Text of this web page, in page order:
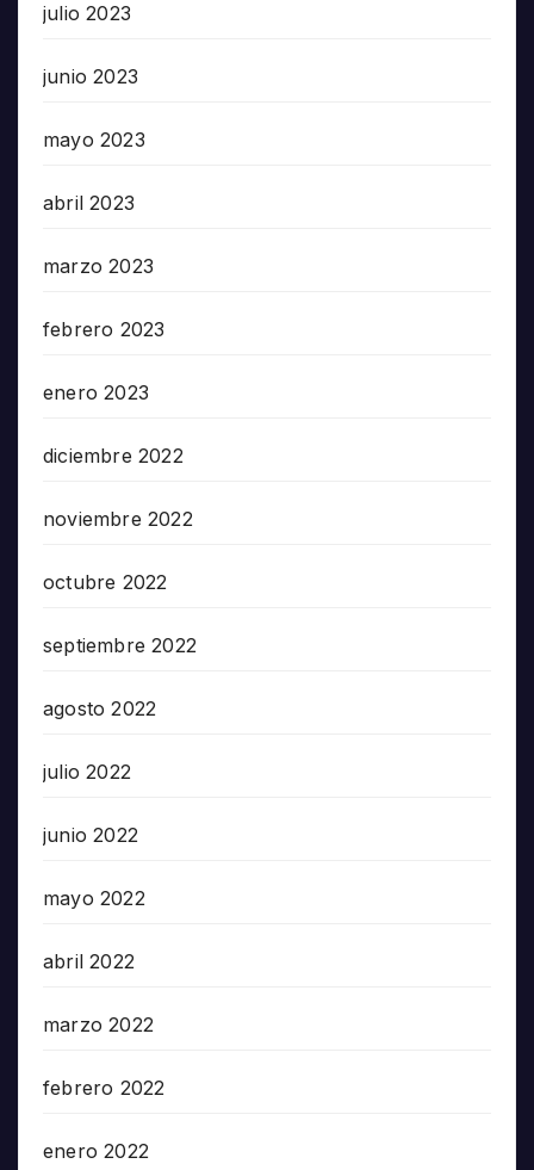
julio 2023
junio 2023
mayo 2023
abril 2023
marzo 2023
febrero 2023
enero 2023
diciembre 2022
noviembre 2022
octubre 2022
septiembre 2022
agosto 2022
julio 2022
junio 2022
mayo 2022
abril 2022
marzo 2022
febrero 2022
enero 2022